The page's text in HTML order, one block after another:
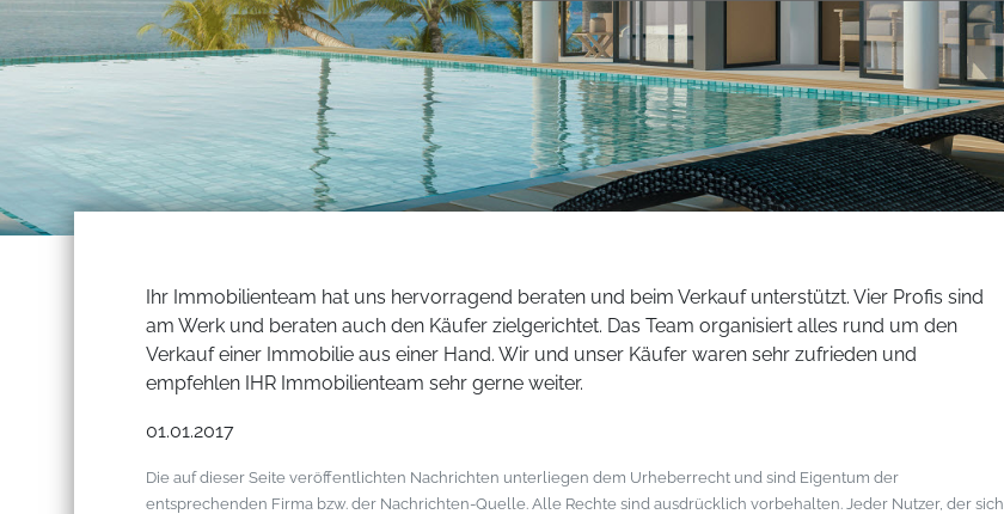
Ihr Immobilienteam hat uns hervorragend beraten und beim Verkauf unterstützt. Vier Profis sind
am Werk und beraten auch den Käufer zielgerichtet. Das Team organisiert alles rund um den
Verkauf einer Immobilie aus einer Hand. Wir und unser Käufer waren sehr zufrieden und
empfehlen IHR Immobilienteam sehr gerne weiter.
01.01.2017
Die auf dieser Seite veröffentlichten Nachrichten unterliegen dem Urheberrecht und sind Eigentum der
entsprechenden Firma bzw. der Nachrichten-Quelle. Alle Rechte sind ausdrücklich vorbehalten. Jeder Nutzer, der sich